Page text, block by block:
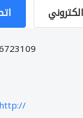
http://